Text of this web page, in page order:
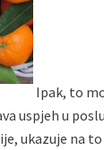
Ipak, to
uspjeh u
ukazuje na